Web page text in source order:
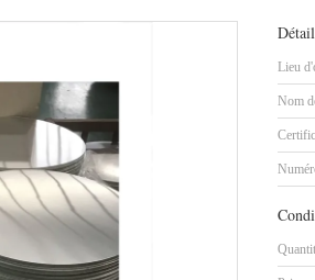
Lieu
Nom